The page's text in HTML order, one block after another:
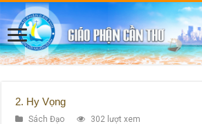
2. Hy Vọng
Sách Đạo 302 lượt xem